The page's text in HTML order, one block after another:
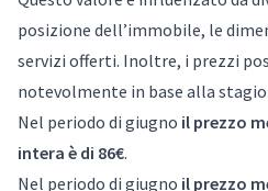
posizione dell’immobile, le
servizi offerti. Inoltre, i prezzi
notevolmente in base alla
Nel periodo di giugno il prezzo
intera è di 86€.
Nel periodo di giugno il prezzo